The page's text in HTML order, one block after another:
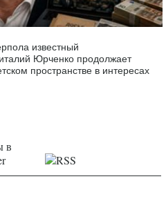
известный
Юрченко продолжает
пространстве в интересах